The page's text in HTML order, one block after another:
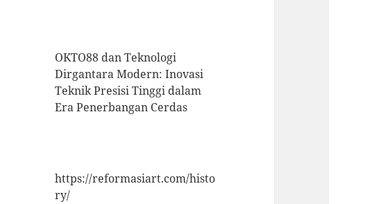
OKTO88 dan Teknologi
Dirgantara Modern: Inovasi
Teknik Presisi Tinggi dalam
Era Penerbangan Cerdas
https://reformasiart.com/histo
ry/